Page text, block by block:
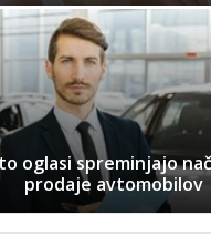
oglasi spreminjajo
prodaje avtomobilov